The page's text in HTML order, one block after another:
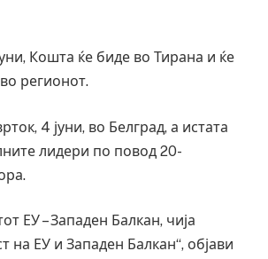
Кошта ќе биде во Тирана и ќе
регионот.
4 јуни, во Белград, а истата
лидери по повод 20-
ЕУ – Западен Балкан, чија
на ЕУ и Западен Балкан“, објави